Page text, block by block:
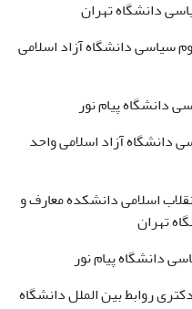
دانشگاه تهران
سیاسی دانشگاه آزاد اسلامی
دانشگاه پیام نور
دانشگاه آزاد اسلامی واحد
اسلامی دانشکده معارف و
تهران
دانشگاه پیام نور
روابط بین الملل دانشگاه